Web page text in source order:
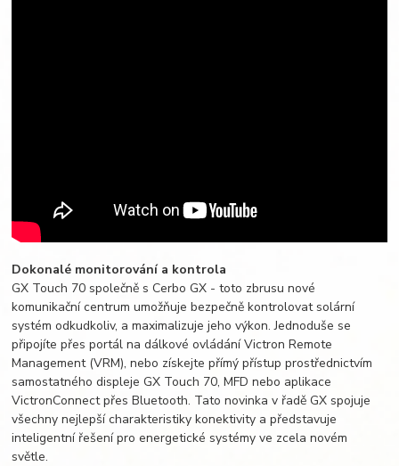
Dokonalé monitorování a kontrola
GX Touch 70 společně s Cerbo GX - toto zbrusu nové
komunikační centrum umožňuje bezpečně kontrolovat solární
systém odkudkoliv, a maximalizuje jeho výkon. Jednoduše se
připojíte přes portál na dálkové ovládání Victron Remote
Management (VRM), nebo získejte přímý přístup prostřednictvím
samostatného displeje GX Touch 70, MFD nebo aplikace
VictronConnect přes Bluetooth. Tato novinka v řadě GX spojuje
všechny nejlepší charakteristiky konektivity a představuje
inteligentní řešení pro energetické systémy ve zcela novém
světle.